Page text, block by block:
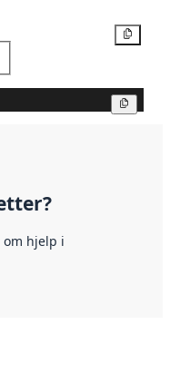
om hjelp i